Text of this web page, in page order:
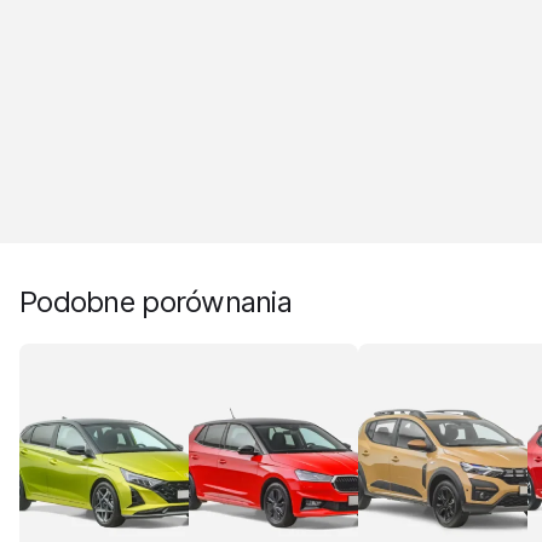
Podobne porównania